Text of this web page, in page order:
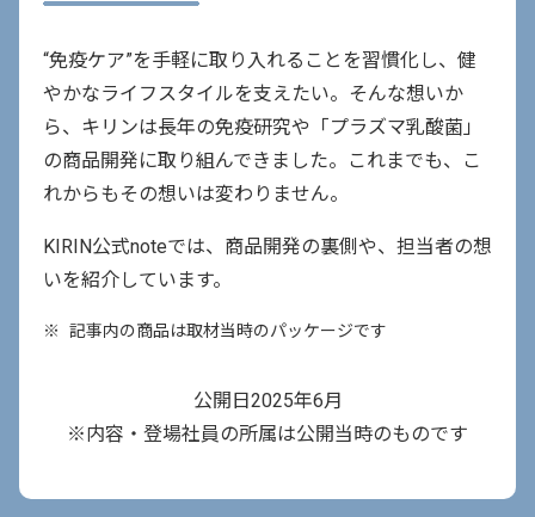
ド
開
ま
“免疫ケア”を手軽に取り入れることを習慣化し、健
やかなライフスタイルを支えたい。そんな想いか
ら、キリンは長年の免疫研究や「プラズマ乳酸菌」
の商品開発に取り組んできました。これまでも、こ
れからもその想いは変わりません。
KIRIN公式noteでは、商品開発の裏側や、担当者の想
いを紹介しています。
※ 記事内の商品は取材当時のパッケージです
公開日2025年6月
※内容・登場社員の所属は公開当時のものです